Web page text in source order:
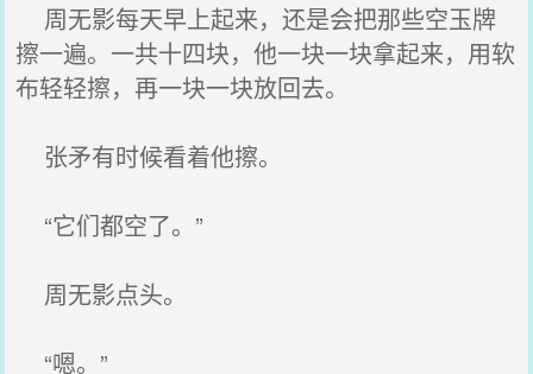
周无影每天早上起来，还是会把那些空玉牌
擦一遍。一共十四块，他一块一块拿起来，用软
布轻轻擦，再一块一块放回去。
张矛有时候看着他擦。
“它们都空了。”
周无影点头。
“嗯。”